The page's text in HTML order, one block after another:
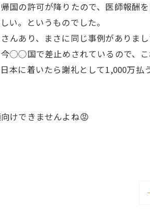
国の許可が降りたので、医師報酬
い。というものでした。
んあり、まさに同じ事例がありま
◯◯国で差止めされているので、
本に着いたら謝礼として1,000万払
けできませんよね😡